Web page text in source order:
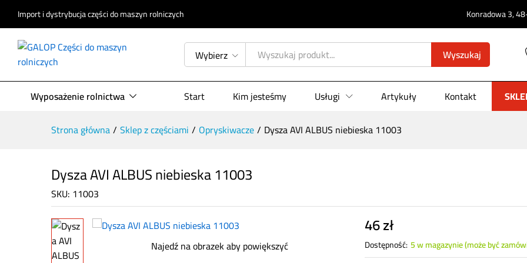
Import i dystrybucja części do maszyn rolniczych Konradowa 3,
Wybierz Wyszukaj
Wyposażenie rolnictwa Start Kim jesteśmy Usługi Artykuły Kontakt
Strona główna/ Sklep z częściami / Opryskiwacze/ Dysza AVI ALBUS niebieska 11003
Dysza AVI ALBUS niebieska 11003
SKU: 11003
Najedź na obrazek aby powiększyć
46zł
Dostępność:5 w magazynie (może być
Dysza AVI ALBUS niebieska 11003